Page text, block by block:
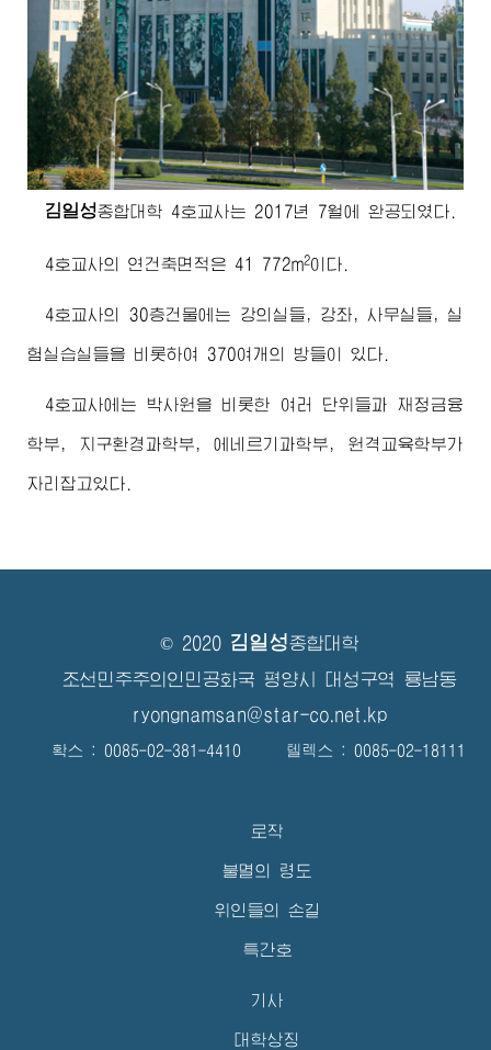
김일성종합대학 4호교사는 2017년 7월에 완공되였다.
4호교사의 연건축면적은 41 772m2이다.
4호교사의 30층건물에는 강의실들, 강좌, 사무실들, 실
험실습실들을 비롯하여 370여개의 방들이 있다.
4호교사에는 박사원을 비롯한 여러 단위들과 재정금융
학부, 지구환경과학부, 에네르기과학부, 원격교육학부가
자리잡고있다.
© 2020 김일성종합대학
조선민주주의인민공화국 평양시 대성구역 룡남동
ryongnamsan@star-co.net.kp
확스 : 0085-02-381-4410 텔렉스 : 0085-02-18111
로작
불멸의 령도
위인들의 손길
특간호
기사
대학상징